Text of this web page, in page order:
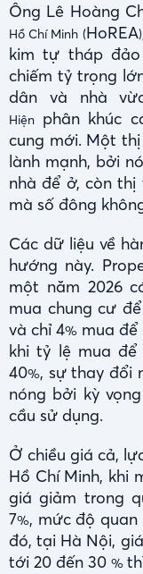
Ông Lê Hoàng
Hồ Chí Minh (HoREA)
kim tự tháp
chiếm tỷ trọng
dân và nhà
Hiện phân khúc
cung mới. Một
lành mạnh, bởi
nhà để ở, còn
mà số đông
Các dữ liệu về
hướng này.
một năm 2026
mua chung cư
và chỉ 4% mua
khi tỷ lệ mua
40%, sự thay đổi
nóng bởi kỳ
cầu sử dụng.
Ở chiều giá cả,
Hồ Chí Minh, khi
giá giảm trong
7%, mức độ
đó, tại Hà Nội,
tới 20 đến 30 %